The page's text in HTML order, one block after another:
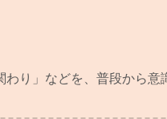
り」などを、普段から